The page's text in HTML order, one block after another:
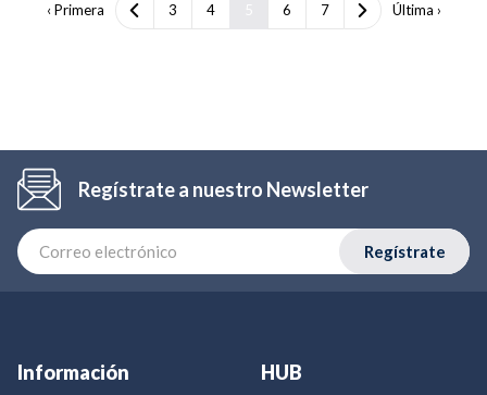
‹ Primera 3 4 6 7 Última ›
Regístrate a nuestro Newsletter
Regístrate
Información HUB